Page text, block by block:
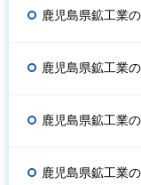
鹿児島県鉱工業
鹿児島県鉱工業
鹿児島県鉱工業
鹿児島県鉱工業